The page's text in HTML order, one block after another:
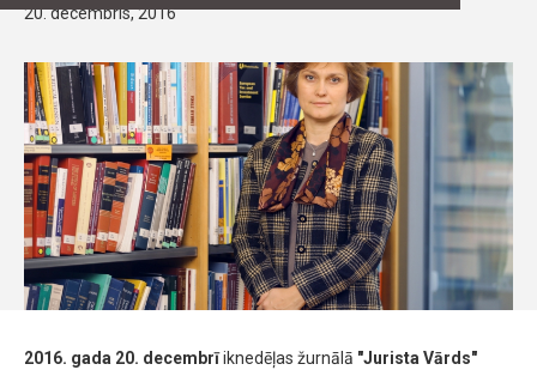
20. decembris, 2016
2016. gada 20. decembrīiknedēļas žurnālā "Jurista Vārds"